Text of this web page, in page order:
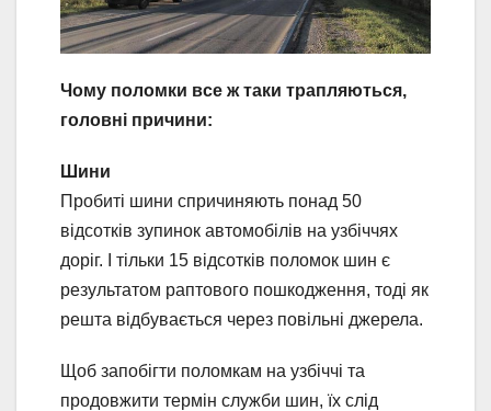
Чому поломки все ж таки трапляються,
головні причини:
Шини
Пробиті шини спричиняють понад 50
відсотків зупинок автомобілів на узбіччях
доріг. І тільки 15 відсотків поломок шин є
результатом раптового пошкодження, тоді як
решта відбувається через повільні джерела.
Щоб запобігти поломкам на узбіччі та
продовжити термін служби шин, їх слід